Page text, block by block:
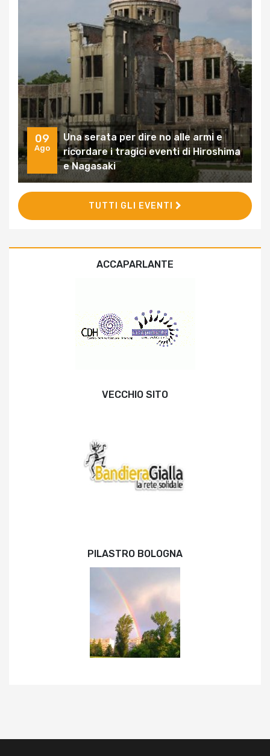
09
Ago
Una serata per dire no alle armi e
ricordare i tragici eventi di Hiroshima
e Nagasaki
TUTTI GLI EVENTI
ACCAPARLANTE
VECCHIO SITO
PILASTRO BOLOGNA